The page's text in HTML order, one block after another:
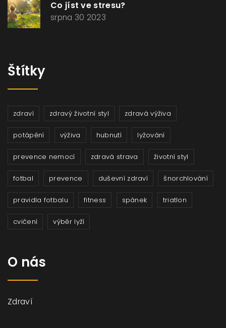
Co jíst ve stresu?
srpna 30 2023
Štítky
zdraví zdravý životní styl zdravá výživa
potápění výživa hubnutí lyžování
prevence nemocí zdravá strava životní styl
fotbal prevence duševní zdraví šnorchlování
pravidla fotbalu fitness spánek triatlon
cvičení výběr lyží
O nás
Zdraví